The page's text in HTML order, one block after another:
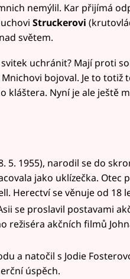
nemýlil. Kar přijímá
Struckerovi
světem.
uchránit? Mají proti
bojoval. Je to totiž
kláštera. Nyní je ale ještě
5. 1955), narodil se do
jako uklízečka. Otec
Herectví se věnuje od 18
se proslavil postavami
režiséra akčních filmů
a natočil s Jodie
úspěch.